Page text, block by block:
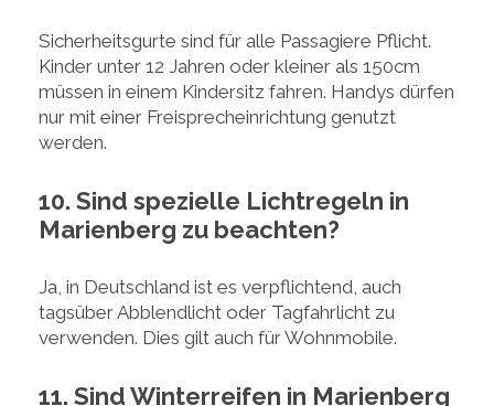
Sicherheitsgurte sind für alle Passagiere Pflicht.
Kinder unter 12 Jahren oder kleiner als 150cm
müssen in einem Kindersitz fahren. Handys dürfen
nur mit einer Freisprecheinrichtung genutzt
werden.
10. Sind spezielle Lichtregeln in
Marienberg zu beachten?
Ja, in Deutschland ist es verpflichtend, auch
tagsüber Abblendlicht oder Tagfahrlicht zu
verwenden. Dies gilt auch für Wohnmobile.
11. Sind Winterreifen in Marienberg